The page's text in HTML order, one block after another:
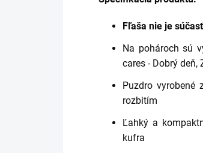
Fľaša nie je
Na pohároch sú
cares - Dobrý
Puzdro vyrobené
rozbitím
Ľahký a
kufra